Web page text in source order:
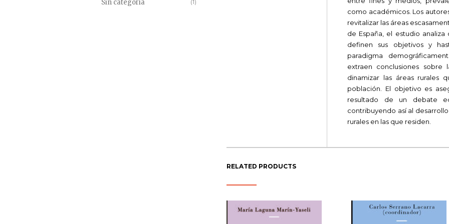
como académicos. Los
revitalizar las áreas
de España, el estudio
definen sus objetivos y
paradigma
extraen conclusiones sobre
dinamizar las áreas rurales
población. El objetivo es
resultado de un debate
contribuyendo así al
rurales en las que residen.
RELATED PRODUCTS
Sin categoría (1)